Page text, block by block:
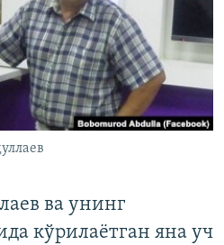
ва унинг
кўрилаётган яна уч